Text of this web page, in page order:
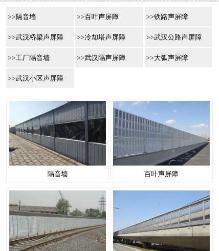
>>隔音墙 >>百叶声屏障 >>铁路声屏障
>>武汉桥梁声屏障 >>冷却塔声屏障 >>武汉公路声屏障
>>工厂隔音墙 >>武汉隔声屏障 >>大弧声屏障
>>武汉小区声屏障
隔音墙 百叶声屏障